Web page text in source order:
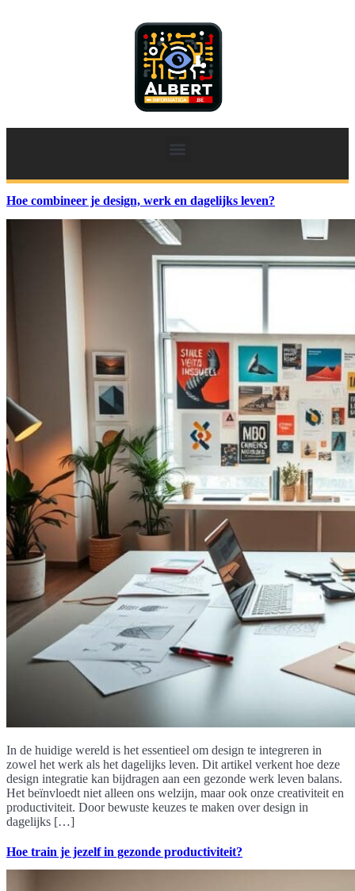
Hoe combineer je design, werk en dagelijks leven?
In de huidige wereld is het essentieel om design te integreren in
zowel het werk als het dagelijks leven. Dit artikel verkent hoe deze
design integratie kan bijdragen aan een gezonde werk leven balans.
Het beïnvloedt niet alleen ons welzijn, maar ook onze creativiteit en
productiviteit. Door bewuste keuzes te maken over design in
dagelijks […]
Hoe train je jezelf in gezonde productiviteit?